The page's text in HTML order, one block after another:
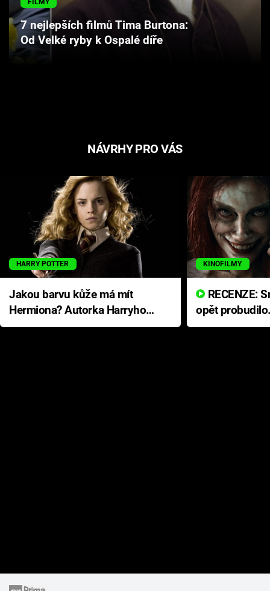
Cool Esport
Pořady
FILMY
7 nejlepších filmů Tima Burtona:
Od Velké ryby k Ospalé díře
NÁVRHY PRO VÁS
HARRY POTTER
Jakou barvu kůže má mít
Hermiona? Autorka Harryho
Pottera přišla s ráznou
KINOFILMY
opět
přichází s